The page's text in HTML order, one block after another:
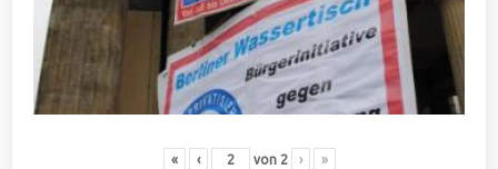
« ‹ von 2 › »